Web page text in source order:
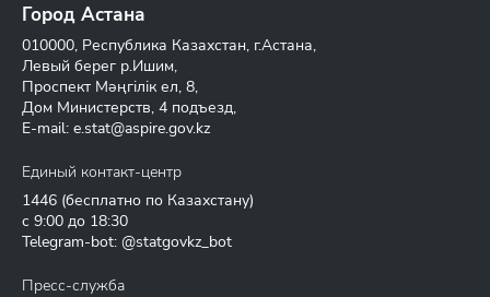
Город Астана
010000, Республика Казахстан, г.Астана,
Левый берег р.Ишим,
Проспект Мәңгілік ел, 8,
Дом Министерств, 4 подъезд,
E-mail: e.stat@aspire.gov.kz
Единый контакт-центр
1446 (бесплатно по Казахстану)
с 9:00 до 18:30
Telegram-bot: @statgovkz_bot
Пресс-служба